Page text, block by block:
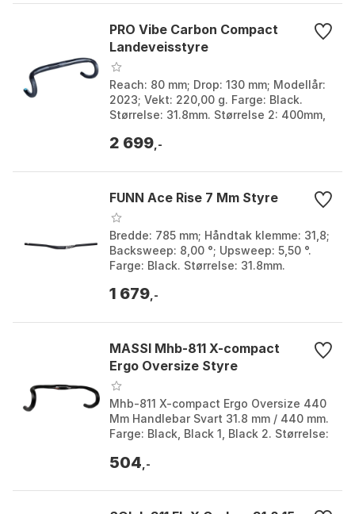
PRO Vibe Carbon Compact
Landeveisstyre
Reach: 80 mm; Drop: 130 mm; Modellår:
2023; Vekt: 220,00 g. Farge: Black.
Størrelse: 31.8mm. Størrelse 2: 400mm,
2 699 ,-
FUNN Ace Rise 7 Mm Styre
Bredde: 785 mm; Håndtak klemme: 31,8;
Backsweep: 8,00 °; Upsweep: 5,50 °.
Farge: Black. Størrelse: 31.8mm.
1 679 ,-
MASSI Mhb-811 X-compact
Ergo Oversize Styre
Mhb-811 X-compact Ergo Oversize 440
Mm Handlebar Svart 31.8 mm / 440 mm.
Farge: Black, Black 1, Black 2. Størrelse:
460mm.
504 ,-